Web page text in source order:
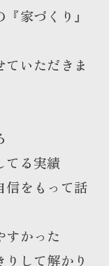
家づくり』
いただきま
る実績
をもって話
かった
して解かり